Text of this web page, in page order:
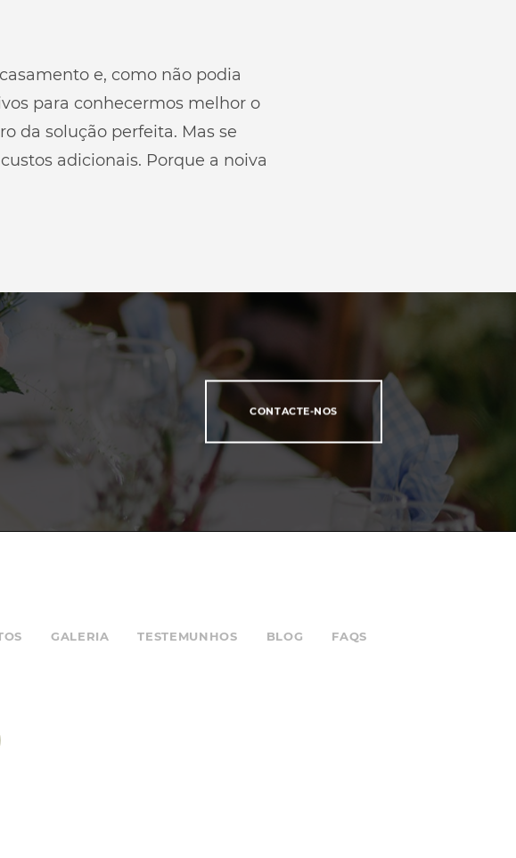
e, como não podia
para conhecermos melhor o
da solução perfeita. Mas se
adicionais. Porque a noiva
CONTACTE-NOS
GALERIA TESTEMUNHOS BLOG FAQS